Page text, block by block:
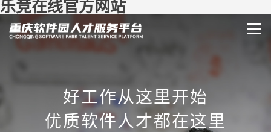
乐竞在线官方网站
好工作从这里开始
优质软件人才都在这里